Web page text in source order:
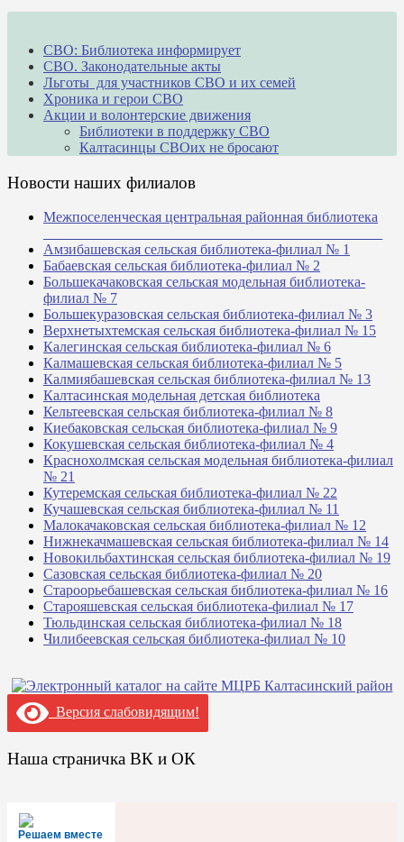
СВО: Библиотека информирует
СВО. Законодательные акты
Льготы для участников СВО и их семей
Хроника и герои СВО
Акции и волонтерские движения
Библиотеки в поддержку СВО
Калтасинцы СВОих не бросают
Новости наших филиалов
Межпоселенческая центральная районная библиотека
Амзибашевская сельская библиотека-филиал № 1
Бабаевская сельская библиотека-филиал № 2
Большекачаковская сельская модельная библиотека-
филиал № 7
Большекуразовская сельская библиотека-филиал № 3
Верхнетыхтемская сельская библиотека-филиал № 15
Калегинская сельская библиотека-филиал № 6
Калмашевская сельская библиотека-филиал № 5
Калмиябашевская сельская библиотека-филиал № 13
Калтасинская модельная детская библиотека
Кельтеевская сельская библиотека-филиал № 8
Киебаковская сельская библиотека-филиал № 9
Кокушевская сельская библиотека-филиал № 4
Краснохолмская сельская модельная библиотека-филиал
№ 21
Кутеремская сельская библиотека-филиал № 22
Кучашевская сельская библиотека-филиал № 11
Малокачаковская сельская библиотека-филиал № 12
Нижнекачмашевская сельская библиотека-филиал № 14
Новокильбахтинская сельская библиотека-филиал № 19
Сазовская сельская библиотека-филиал № 20
Староорьебашевская сельская библиотека-филиал № 16
Старояшевская сельская библиотека-филиал № 17
Тюльдинская сельская библиотека-филиал № 18
Чилибеевская сельская библиотека-филиал № 10
Версия слабовидящим!
Наша страничка ВК и ОК
Решаем вместе